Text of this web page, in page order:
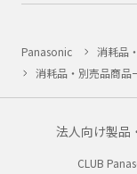
Panasonic
消耗品
消耗品・別売品商品
法人向け製品
CLUB